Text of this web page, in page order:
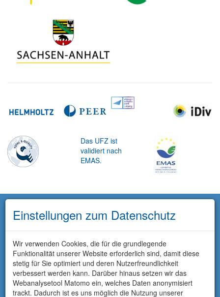
Das UFZ ist
validiert nach
EMAS.
Einstellungen zum Datenschutz
Wir verwenden Cookies, die für die grundlegende
Funktionalität unserer Website erforderlich sind, damit diese
stetig für Sie optimiert und deren Nutzerfreundlichkeit
verbessert werden kann. Darüber hinaus setzen wir das
Webanalysetool Matomo ein, welches Daten anonymisiert
trackt. Dadurch ist es uns möglich die Nutzung unserer